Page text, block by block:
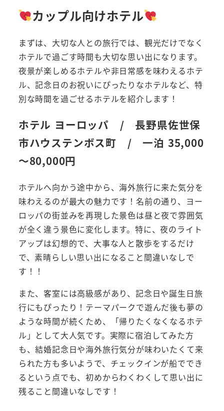
カップル向けホテル
まずは、大切な人との旅行では、観光だけでなく
ホテルで過ごす時間も大切な思い出になります。
夜景が楽しめるホテルや非日常感を味わえるホテ
ル、記念日のお祝いにぴったりなホテルなど、特
別な時間を過ごせるホテルを紹介します！
ホテル ヨーロッパ / 長野県佐世保
市ハウステンボス町 / 一泊 35,000
～80,000円
ホテルへ向かう途中から、海外旅行に来た気分を
味わえるのが最大の魅力です！名前の通り、ヨー
ロッパの街並みを再現した景色は昼と夜で雰囲気
が全く違う景色に変化します。特に、夜のライト
アップは幻想的で、大事な人と散歩をするだけ
で、素晴らしい思い出になること間違いなしで
す！！
また、客室には高級感があり、記念日や誕生日旅
行にもぴったり！テーマパークで遊んだ後も夢の
ような時間が続くため、「帰りたくなくなるホテ
ル」として大人気です。実際に宿泊してみた方
も、結婚記念日や海外旅行気分が味わいたくて来
られた方も多いようで、チェックインが船ででき
るという点でも、初めからわくわくして思い出に
残ること間違いなしです！